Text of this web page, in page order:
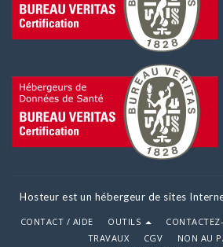
Hosteur est un hébergeur de sites
CONTACT / AIDE OUTILS
TRAVAUX
CGV
NON AU